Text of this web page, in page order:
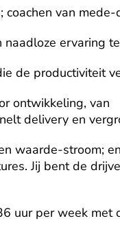
van
ervaring
de productiviteit
ontwikkeling, van
delivery en
waarde-stroom;
Jij bent de
uur per week met